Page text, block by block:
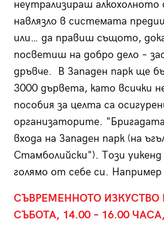
неутрализираш алкохолното
навлязло в системата
или… да правиш същото,
посветиш на добро дело –
дръвче. В Западен парк ще
3000 дървета, като всички
пособия за целта са
организаторите.
входа на Западен парк (на
Стамболийски"). Този
голямо от себе си. Например
СЪВРЕМЕННОТО ИЗКУСТВО
СЪБОТА, 14.00 – 16.00